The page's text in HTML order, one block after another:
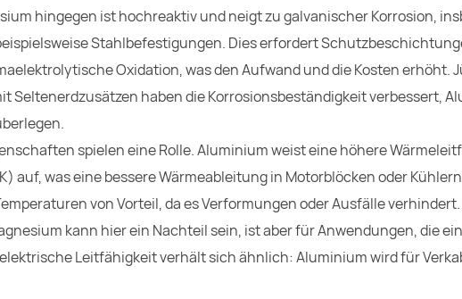
hingegen ist hochreaktiv und neigt zu galvanischer Korrosion,
Stahlbefestigungen. Dies erfordert
Oxidation, was den Aufwand und die Kosten erhöht.
Seltenerdzusätzen haben die Korrosionsbeständigkeit verbessert,
spielen eine Rolle. Aluminium weist eine höhere
auf, was eine bessere Wärmeableitung in Motorblöcken oder
von Vorteil, da es Verformungen oder Ausfälle
kann hier ein Nachteil sein, ist aber für Anwendungen, die
Leitfähigkeit verhält sich ähnlich: Aluminium wird für